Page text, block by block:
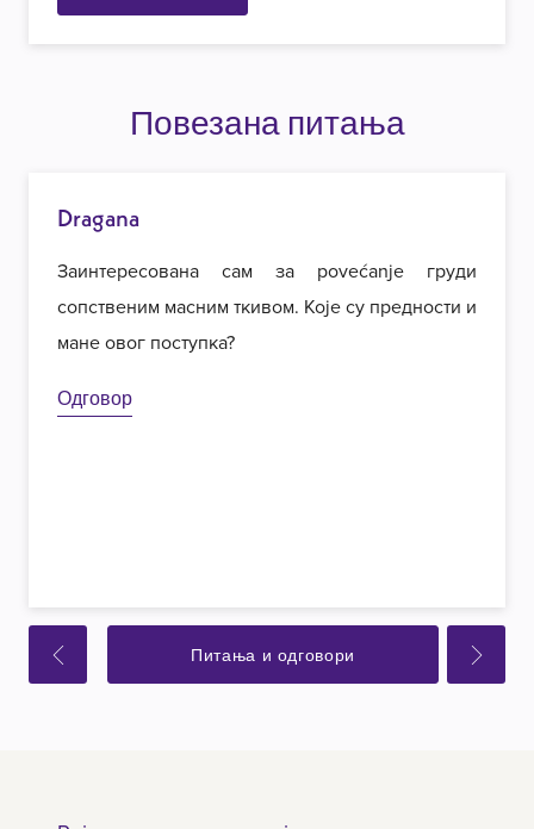
Повезана питања
Dragana
Заинтересована сам за povećanje груди
сопственим масним ткивом. Које су предности и
мане овог поступка?
Одговор
Питања и одговори